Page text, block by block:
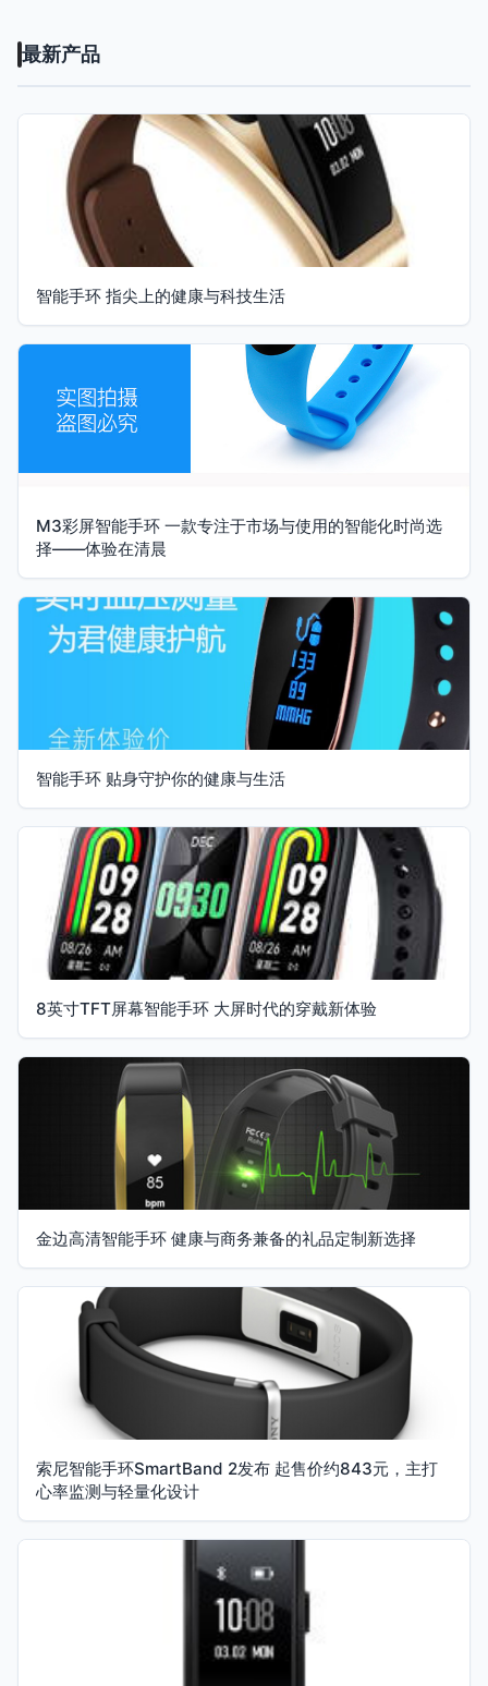
最新产品
智能手环 指尖上的健康与科技生活
M3彩屏智能手环 一款专注于市场与使用的智能化时尚选
择——体验在清晨
智能手环 贴身守护你的健康与生活
8英寸TFT屏幕智能手环 大屏时代的穿戴新体验
金边高清智能手环 健康与商务兼备的礼品定制新选择
索尼智能手环SmartBand 2发布 起售价约843元，主打
心率监测与轻量化设计